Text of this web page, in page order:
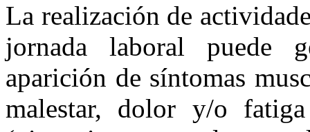
La realización de
jornada laboral puede
aparición de síntomas
malestar, dolor y/o